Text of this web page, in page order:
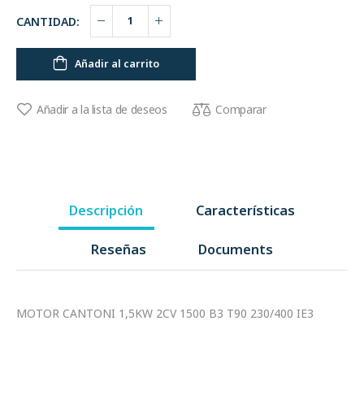
CANTIDAD:
Añadir al carrito
Añadir a la lista de deseos Comparar
Descripción Características
Reseñas Documents
MOTOR CANTONI 1,5KW 2CV 1500 B3 T90 230/400 IE3